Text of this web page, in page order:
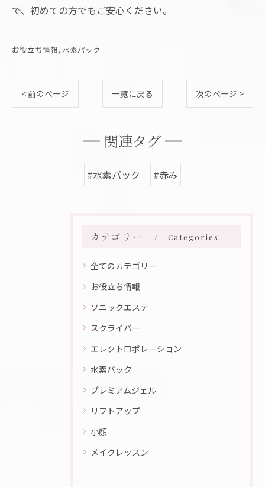
で、初めての方でもご安心ください。
お役立ち情報 水素パック
< 前のページ 一覧に戻る 次のページ >
関連タグ
#水素パック #赤み
カテゴリー Categories
全てのカテゴリー
お役立ち情報
ソニックエステ
スクライバー
エレクトロポレーション
水素パック
プレミアムジェル
リフトアップ
小顔
メイクレッスン